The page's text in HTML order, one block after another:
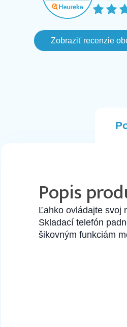
Zobraziť recenzie
farbe pri ktorom mi
prislo ze objednavka
vlastne ho nemaju
este aj v ten den
Popis
Ľahko ovládajte svoj
Skladací telefón
šikovným funkciám